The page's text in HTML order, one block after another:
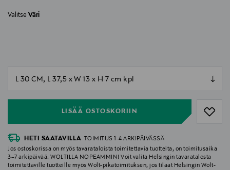
Valitse Väri
LISÄÄ OSTOSKORIIN
HETI SAATAVILLA
TOIMITUS 1-4 ARKIPÄIVÄSSÄ
Jos ostoskorissa on myös tavarataloista toimitettavia tuotteita, on toimitusaika
3–7 arkipäivää. WOLTILLA NOPEAMMIN! Voit valita Helsingin tavaratalosta
toimitettaville tuotteille myös Wolt-pikatoimituksen, jos tilaat Helsingin Wolt-